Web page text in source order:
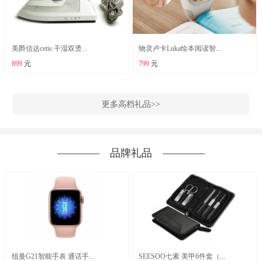
美爵信达cetis 干湿双烫...
899元
物灵卢卡Luka绘本阅读智...
799 元
更多高档礼品>>
―――― 品牌礼品 ――――
纽曼G21智能手表 通话手...
SEESOO七素 美甲6件套（...